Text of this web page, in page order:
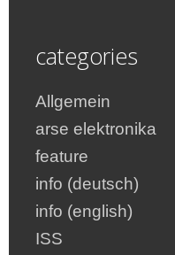
categories
Allgemein
arse elektronika
feature
info (deutsch)
info (english)
ISS